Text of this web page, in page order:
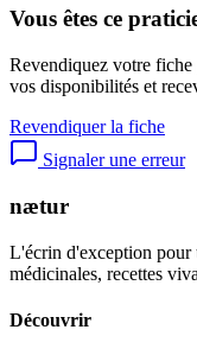
Vous êtes ce
Revendiquez votre fiche
vos disponibilités et
Revendiquer la fiche
Signaler une erreur
nætur
L'écrin d'exception pour
médicinales, recettes
Découvrir